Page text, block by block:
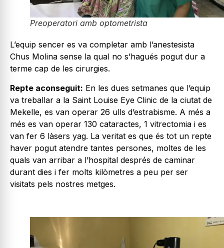
Preoperatori amb optometrista
L’equip sencer es va completar amb l’anestesista
Chus Molina sense la qual no s’hagués pogut dur a
terme cap de les cirurgies.
Repte aconseguit: En les dues setmanes que l’equip
va treballar a la Saint Louise Eye Clinic de la ciutat de
Mekelle, es van operar 26 ulls d’estrabisme. A més a
més es van operar 130 cataractes, 1 vitrectomia i es
van fer 6 làsers yag. La veritat es que és tot un repte
haver pogut atendre tantes persones, moltes de les
quals van arribar a l’hospital després de caminar
durant dies i fer molts kilòmetres a peu per ser
visitats pels nostres metges.